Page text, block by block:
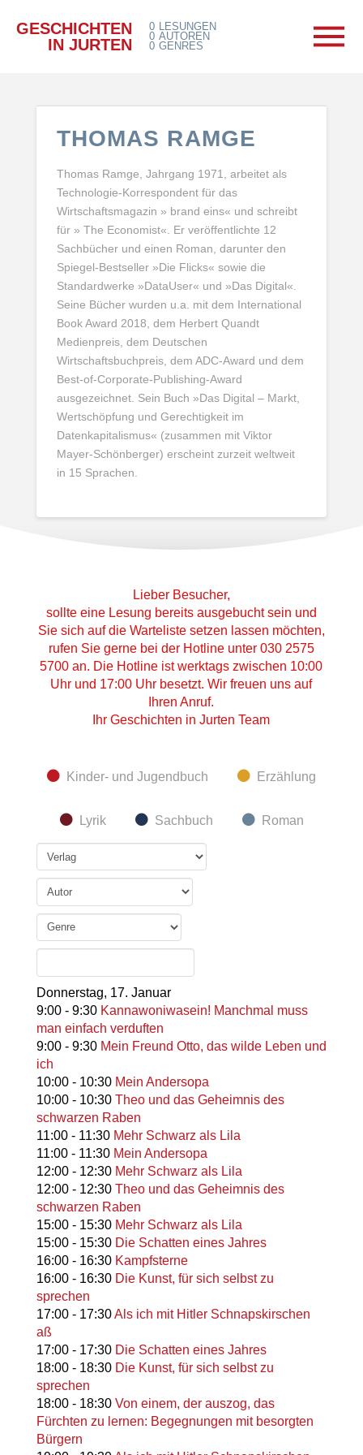
GESCHICHTEN
IN JURTEN
0
0
0
LESUNGEN
AUTOREN
GENRES
THOMAS RAMGE
Thomas Ramge, Jahrgang 1971, arbeitet als
Technologie-Korrespondent für das
Wirtschaftsmagazin » brand eins« und schreibt
für » The Economist«. Er veröffentlichte 12
Sachbücher und einen Roman, darunter den
Spiegel-Bestseller »Die Flicks« sowie die
Standardwerke »DataUser« und »Das Digital«.
Seine Bücher wurden u.a. mit dem International
Book Award 2018, dem Herbert Quandt
Medienpreis, dem Deutschen
Wirtschaftsbuchpreis, dem ADC-Award und dem
Best-of-Corporate-Publishing-Award
ausgezeichnet. Sein Buch »Das Digital – Markt,
Wertschöpfung und Gerechtigkeit im
Datenkapitalismus« (zusammen mit Viktor
Mayer-Schönberger) erscheint zurzeit weltweit
in 15 Sprachen.
Lieber Besucher,
sollte eine Lesung bereits ausgebucht sein und
Sie sich auf die Warteliste setzen lassen möchten,
rufen Sie gerne bei der Hotline unter 030 2575
5700 an. Die Hotline ist werktags zwischen 10:00
Uhr und 17:00 Uhr besetzt. Wir freuen uns auf
Ihren Anruf.
Ihr Geschichten in Jurten Team
Kinder- und Jugendbuch Erzählung
Lyrik Sachbuch Roman
Donnerstag, 17. Januar
9:00- 9:30 Kannawoniwasein! Manchmal muss
man einfach verduften
9:00- 9:30 Mein Freund Otto, das wilde Leben und
ich
10:00- 10:30 Mein Andersopa
10:00- 10:30 Theo und das Geheimnis des
schwarzen Raben
11:00- 11:30 Mehr Schwarz als Lila
11:00- 11:30 Mein Andersopa
12:00- 12:30 Mehr Schwarz als Lila
12:00- 12:30 Theo und das Geheimnis des
schwarzen Raben
15:00- 15:30 Mehr Schwarz als Lila
15:00- 15:30 Die Schatten eines Jahres
16:00- 16:30 Kampfsterne
16:00- 16:30 Die Kunst, für sich selbst zu
sprechen
17:00- 17:30Als ich mit Hitler Schnapskirschen
aß
17:00- 17:30 Die Schatten eines Jahres
18:00- 18:30 Die Kunst, für sich selbst zu
sprechen
18:00- 18:30 Von einem, der auszog, das
Fürchten zu lernen: Begegnungen mit besorgten
Bürgern